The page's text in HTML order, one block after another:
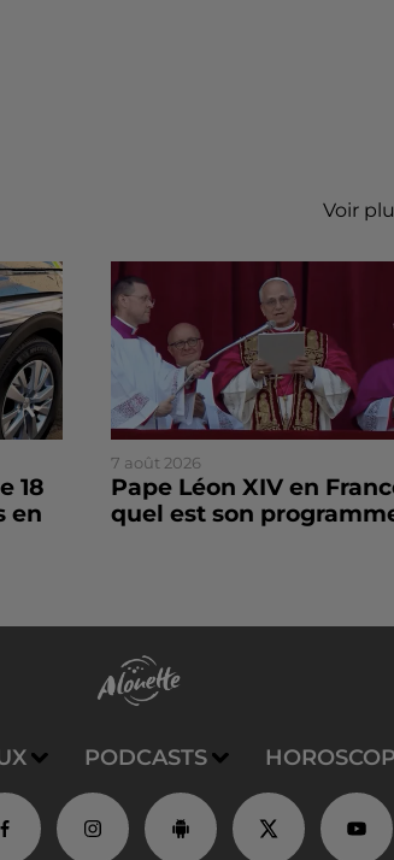
Voir
18
en
7 août 2026
Pape Léon XIV en
quel est son
PODCASTS